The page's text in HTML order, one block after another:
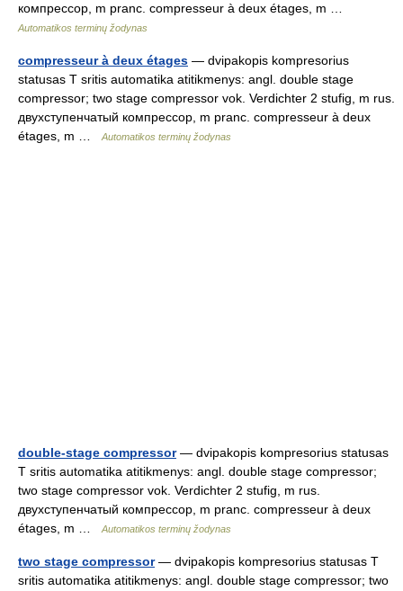
компрессор, m pranc. compresseur à deux étages, m …
Automatikos terminų žodynas
compresseur à deux étages — dvipakopis kompresorius
statusas T sritis automatika atitikmenys: angl. double stage
compressor; two stage compressor vok. Verdichter 2 stufig, m rus.
двухступенчатый компрессор, m pranc. compresseur à deux
étages, m …
Automatikos terminų žodynas
double-stage compressor— dvipakopis kompresorius statusas
T sritis automatika atitikmenys: angl. double stage compressor;
two stage compressor vok. Verdichter 2 stufig, m rus.
двухступенчатый компрессор, m pranc. compresseur à deux
étages, m …
Automatikos terminų žodynas
two stage compressor— dvipakopis kompresorius statusas T
sritis automatika atitikmenys: angl. double stage compressor; two